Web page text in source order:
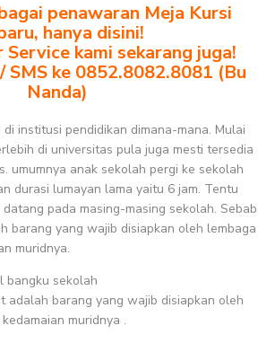
penawaran Meja Kursi
hanya disini!
kami sekarang juga!
SMS ke 0852.8082.8081 (Bu
Nanda)
institusi pendidikan dimana-mana. Mulai
di universitas pula juga mesti tersedia
umumnya anak sekolah pergi ke sekolah
durasi lumayan lama yaitu 6 jam. Tentu
pada masing-masing sekolah. Sebab
barang yang wajib disiapkan oleh lembaga
muridnya.
bangku sekolah
adalah barang yang wajib disiapkan oleh
muridnya .